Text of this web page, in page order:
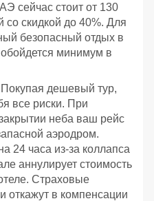
сейчас стоит от 130
со скидкой до 40%. Для
безопасный отдых в
минимум в
Покупая дешевый тур,
все риски. При
неба ваш рейс
аэродром.
24 часа из-за коллапса
аннулирует стоимость
Страховые
откажут в компенсации